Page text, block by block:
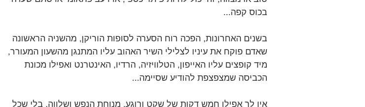
בכוס קפה...
בשנים האחרונות, הפכה רוח הסערה לסופות הוריקן, מהשניה הראשונה
שאדם פוקח את עיניו לצלילי השיר האהוב עליו המתנגן מהשעון המעורר,
מיד קופצים עליו האייפון, הטלוויזיה, הרדיו, האינטרנט ואפילו מכונת
הכביסה שמצפצפת להודיע שסיימה...
אין לך אפילו חמש דקות של שקט ורוגע, מנוחת הנפש ושלווה, בלי שכל